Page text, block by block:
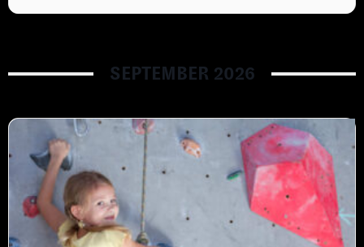
SEPTEMBER 2026